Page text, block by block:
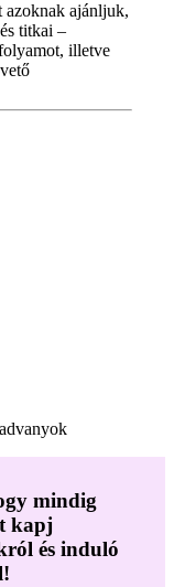
azoknak ajánljuk,
titkai –
illetve
mindig
kapj
és induló